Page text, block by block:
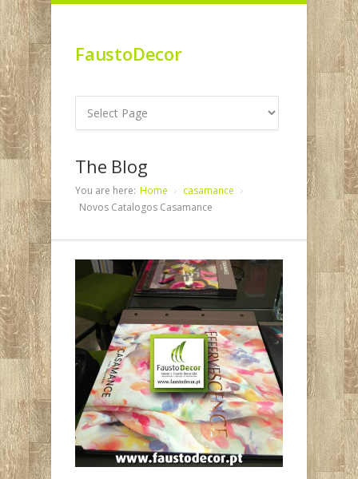
FaustoDecor
The Blog
You are here: Home
casamance
Novos Catalogos Casamance